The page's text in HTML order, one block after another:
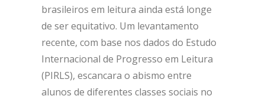
brasileiros em leitura ainda está longe
de ser equitativo. Um levantamento
recente, com base nos dados do Estudo
Internacional de Progresso em Leitura
(PIRLS), escancara o abismo entre
alunos de diferentes classes sociais no